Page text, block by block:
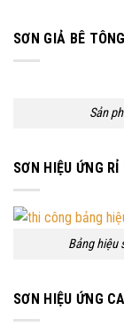
SƠN GIẢ BÊ TÔNG
Sản
SƠN HIỆU ỨNG RỈ
Bảng hiệu
SƠN HIỆU ỨNG